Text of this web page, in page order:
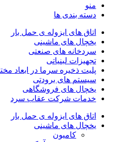
منو
دسته بندی ها
اتاق های ایزوله ی حمل بار
یخچال های ماشینی
سردخانه های صنعتی
تجهیزات لبنیاتی
پلیت ذخیره سرما در ابعاد
سیستم های برودتی
یخچال های فروشگاهی
خدمات شرکت عقاب سرد
اتاق های ایزوله ی حمل بار
یخچال های ماشینی
کامیون